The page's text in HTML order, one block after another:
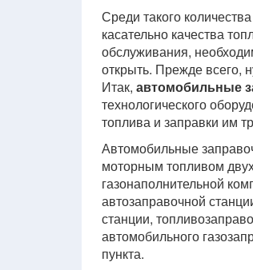
Среди такого
касательно качества
обслуживания,
открыть. Прежде всего,
Итак, автомобильные
технологического
топлива и заправки им
Автомобильные
моторным топливом
газонаполнительной
автозаправочной
станции,
автомобильного
пункта.